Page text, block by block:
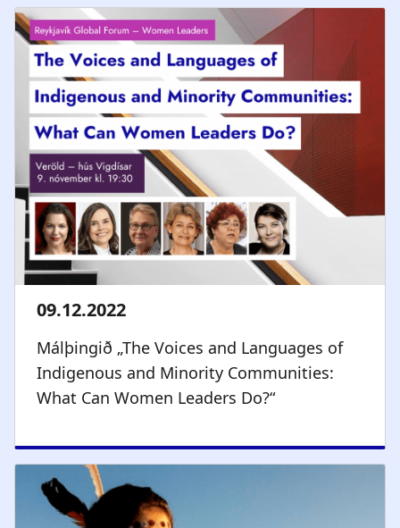
Málþingið „The Voices and Languages of
Indigenous and Minority Communities:
What Can Women Leaders Do?“